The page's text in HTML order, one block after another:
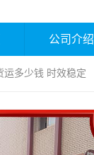
公司介绍
运多少钱 时效稳定